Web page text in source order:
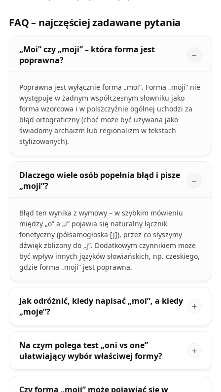
FAQ – najczęściej zadawane pytania
„Moi” czy „moji” – która forma jest
poprawna?
Poprawna jest wyłącznie forma „moi”. Forma „moji” nie
występuje w żadnym współczesnym słowniku jako
forma wzorcowa i w polszczyźnie ogólnej uchodzi za
błąd ortograficzny (choć może być używana jako
świadomy archaizm lub regionalizm w tekstach
stylizowanych).
Dlaczego wiele osób popełnia błąd i pisze
„moji”?
Błąd ten wynika z wymowy – w szybkim mówieniu
między „o” a „i” pojawia się naturalny łącznik
fonetyczny (półsamogłoska [j]), przez co słyszymy
dźwięk zbliżony do „j”. Dodatkowym czynnikiem może
być wpływ innych języków słowiańskich, np. czeskiego,
gdzie forma „moji” jest poprawna.
Jak odróżnić, kiedy napisać „moi”, a kiedy
„moje”?
Na czym polega test „oni vs one”
ułatwiający wybór właściwej formy?
Czy forma „moji” może pojawiać się w